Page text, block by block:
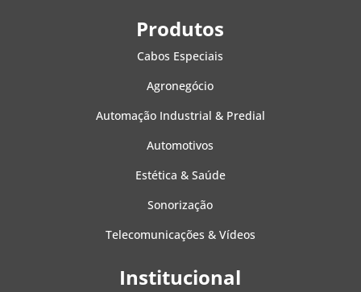
Produtos
Cabos Especiais
Agronegócio
Automação Industrial & Predial
Automotivos
Estética & Saúde
Sonorização
Telecomunicações & Vídeos
Institucional